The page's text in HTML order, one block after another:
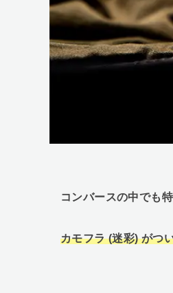
コンバースの中でも
カモフラ (迷彩) がつ